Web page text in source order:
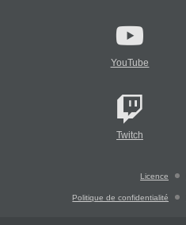
YouTube
Twitch
Licence
Politique de confidentialité